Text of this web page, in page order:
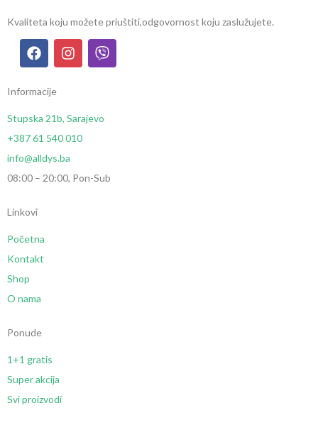
Kvaliteta koju možete priuštiti,odgovornost koju zaslužujete.
Informacije
Stupska 21b, Sarajevo
+387 61 540 010
info@alldys.ba
08:00 – 20:00, Pon-Sub
Linkovi
Početna
Kontakt
Shop
O nama
Ponude
1+1 gratis
Super akcija
Svi proizvodi